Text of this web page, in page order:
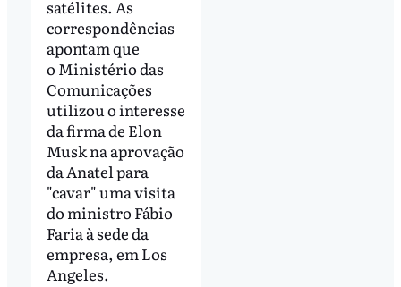
satélites. As
correspondências
apontam que
o Ministério das
Comunicações
utilizou o interesse
da firma de Elon
Musk na aprovação
da Anatel para
"cavar" uma visita
do ministro Fábio
Faria à sede da
empresa, em Los
Angeles.